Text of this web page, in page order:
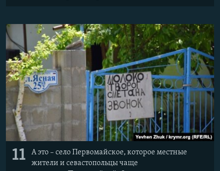
11
А это – село Первомайское, которое местные
жители и севастопольцы чаще